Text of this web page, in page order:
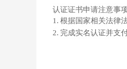
认证证书申请注意事
1. 根据国家相关法律
2. 完成实名认证并支